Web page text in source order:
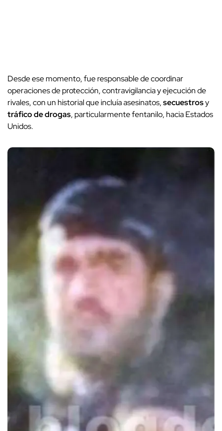
Desde ese momento, fue responsable de coordinar
operaciones de protección, contravigilancia y ejecución de
rivales, con un historial que incluía asesinatos,secuestrosy
tráfico de drogas, particularmente fentanilo, hacia Estados
Unidos.